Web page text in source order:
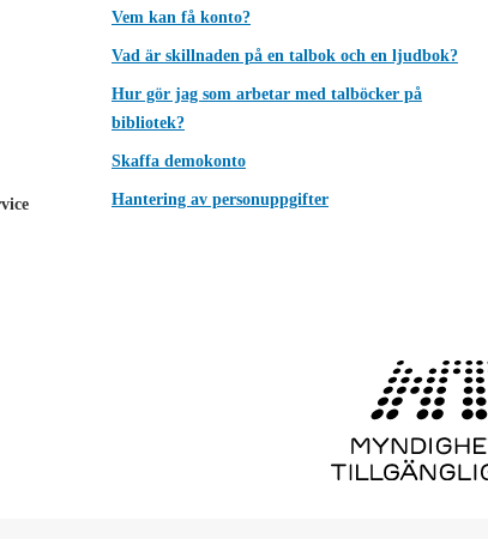
Vem kan få konto?
Vad är skillnaden på en talbok och en ljudbok?
Hur gör jag som arbetar med talböcker på
bibliotek?
Skaffa demokonto
Hantering av personuppgifter